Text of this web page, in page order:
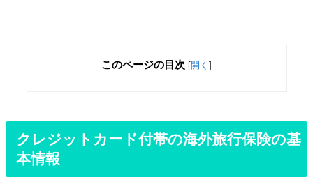
このページの目次 [開く ]
クレジットカード付帯の海外旅行保険の基
本情報